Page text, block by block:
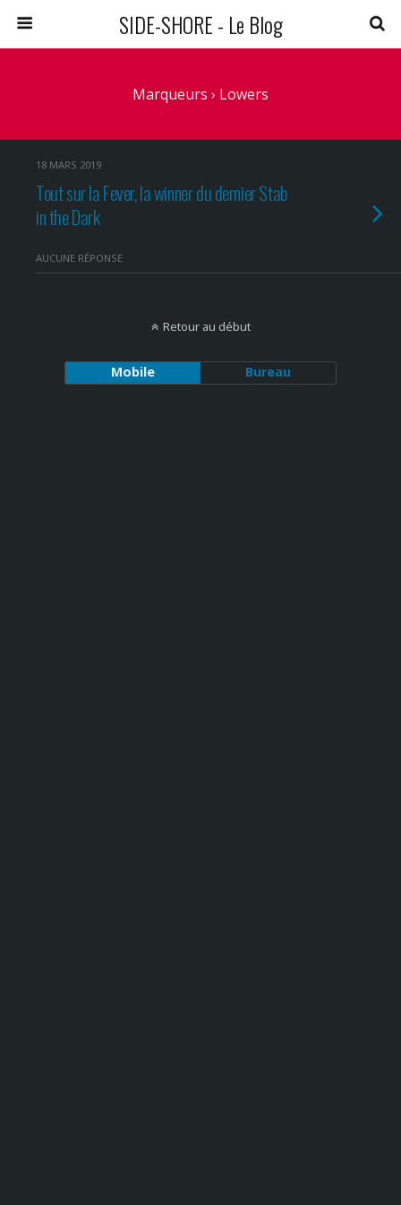
SIDE-SHORE - Le Blog
Marqueurs › Lowers
18 MARS 2019
Tout sur la Fever, la winner du dernier Stab
in the Dark
AUCUNE RÉPONSE
Retour au début
Mobile Bureau